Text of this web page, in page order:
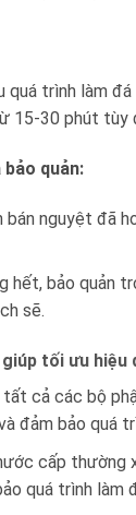
quá trình làm
15-30 phút tùy
bảo quản:
bán nguyệt đã
hết, bảo quản
sẽ.
tối ưu hiệu
tất cả các bộ
đảm bảo quá
cấp thường
quá trình làm